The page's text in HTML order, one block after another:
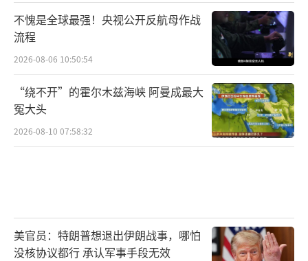
不愧是全球最强！央视公开反航母作战
流程
2026-08-06 10:50:54
“绕不开”的霍尔木兹海峡 阿曼成最大
冤大头
2026-08-10 07:58:32
美官员：特朗普想退出伊朗战事，哪怕
没核协议都行 承认军事手段无效